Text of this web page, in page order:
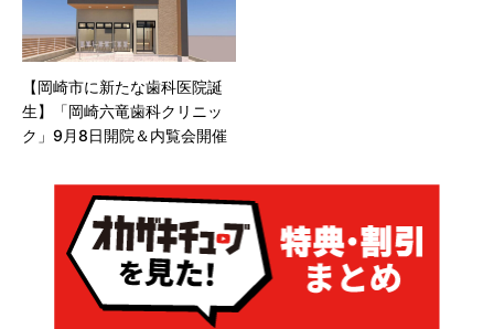
【岡崎市に新たな歯科医院誕
生】「岡崎六竜歯科クリニッ
ク」9月8日開院＆内覧会開催